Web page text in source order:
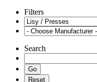
Filters
Search